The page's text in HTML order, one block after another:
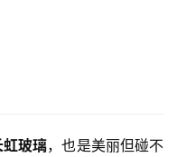
虹玻璃，也是美丽但碰不